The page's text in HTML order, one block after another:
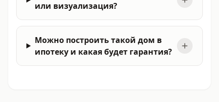
или визуализация?
Можно построить такой дом в
ипотеку и какая будет гарантия?